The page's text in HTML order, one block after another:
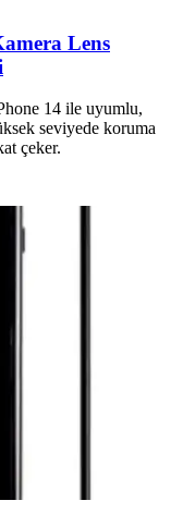
Lens
14 ile uyumlu,
seviyede koruma
çeker.